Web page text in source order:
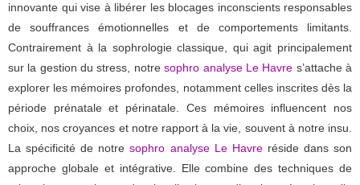
innovante qui vise à libérer les blocages inconscients responsables
de souffrances émotionnelles et de comportements limitants.
Contrairement à la sophrologie classique, qui agit principalement
sur la gestion du stress, notresophro analyse Le Havre s’attache à
explorer les mémoires profondes, notamment celles inscrites dès la
période prénatale et périnatale. Ces mémoires influencent nos
choix, nos croyances et notre rapport à la vie, souvent à notre insu.
La spécificité de notresophro analyse Le Havreréside dans son
approche globale et intégrative. Elle combine des techniques de